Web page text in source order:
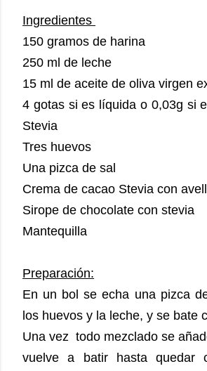
Ingredientes
150 gramos de harina
250 ml de leche
15 ml de aceite de oliva virgen
4 gotas si es líquida o 0,03g si
Stevia
Tres huevos
Una pizca de sal
Crema de cacao Stevia con
Sirope de chocolate con stevia
Mantequilla
Preparación:
En un bol se echa una pizca
los huevos y la leche, y se bate
Una vez todo mezclado se
vuelve a batir hasta quedar